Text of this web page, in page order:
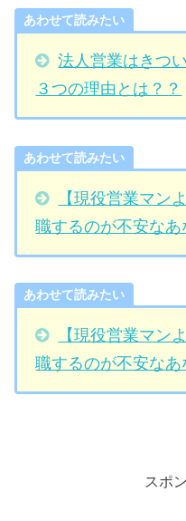
あわせて読みたい
法人営業はきつ
３つの理由とは？？
あわせて読みたい
【現役営業マン
職するのが不安なあ
あわせて読みたい
【現役営業マン
職するのが不安なあ
スポ